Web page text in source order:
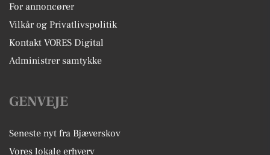
For annoncører
Vilkår og Privatlivspolitik
Kontakt VORES Digital
Administrer samtykke
GENVEJE
Seneste nyt fra Bjæverskov
Vores lokale erhverv